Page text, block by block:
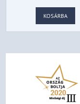
KOSÁRBA